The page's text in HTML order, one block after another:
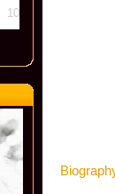
10